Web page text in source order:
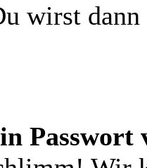
wirst
Passwort